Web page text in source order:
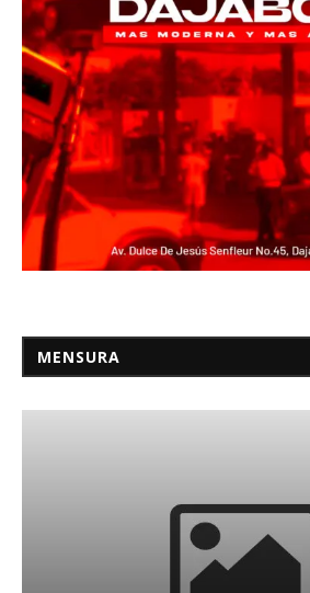
MENSURA